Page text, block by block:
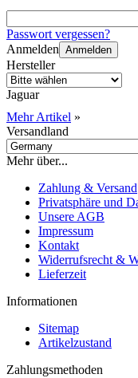
Passwort vergessen?
Anmelden Anmelden
Hersteller
Jaguar
Mehr Artikel »
Versandland
Mehr über...
Zahlung & Versand
Privatsphäre und
Unsere AGB
Impressum
Kontakt
Widerrufsrecht &
Lieferzeit
Informationen
Sitemap
Artikelzustand
Zahlungsmethoden